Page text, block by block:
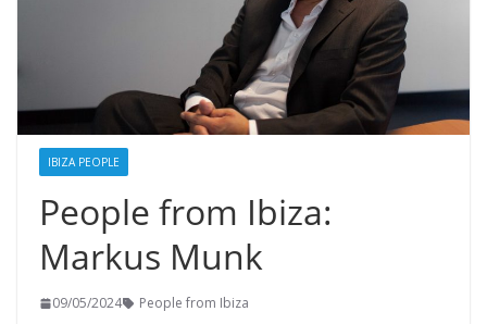
IBIZA PEOPLE
People from Ibiza:
Markus Munk
09/05/2024 People from Ibiza